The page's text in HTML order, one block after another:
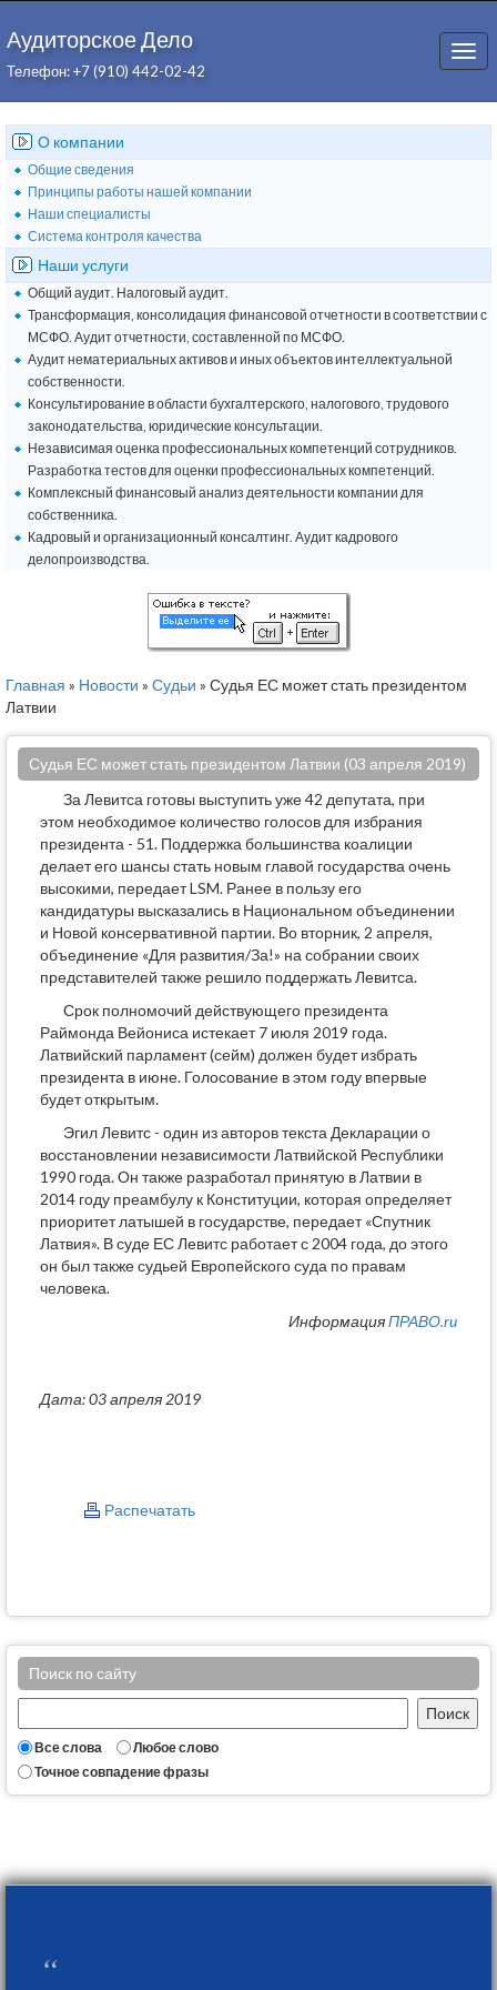
Аудиторское Дело
Телефон: +7 (910) 442-02-42
О компании
Общие сведения
Принципы работы нашей компании
Наши специалисты
Система контроля качества
Наши услуги
Общий аудит. Налоговый аудит.
Трансформация, консолидация финансовой отчетности в соответствии с
МСФО. Аудит отчетности, составленной по МСФО.
Аудит нематериальных активов и иных объектов интеллектуальной
собственности.
Консультирование в области бухгалтерского, налогового, трудового
законодательства, юридические консультации.
Независимая оценка профессиональных компетенций сотрудников.
Разработка тестов для оценки профессиональных компетенций.
Комплексный финансовый анализ деятельности компании для
собственника.
Кадровый и организационный консалтинг. Аудит кадрового
делопроизводства.
Главная » Новости » Судьи » Судья ЕС может стать президентом
Латвии
Судья ЕС может стать президентом Латвии (03 апреля 2019)
За Левитса готовы выступить уже 42 депутата, при
этом необходимое количество голосов для избрания
президента - 51. Поддержка большинства коалиции
делает его шансы стать новым главой государства очень
высокими, передает LSM. Ранее в пользу его
кандидатуры высказались в Национальном объединении
и Новой консервативной партии. Во вторник, 2 апреля,
объединение «Для развития/За!» на собрании своих
представителей также решило поддержать Левитса.
Срок полномочий действующего президента
Раймонда Вейониса истекает 7 июля 2019 года.
Латвийский парламент (сейм) должен будет избрать
президента в июне. Голосование в этом году впервые
будет открытым.
Эгил Левитс - один из авторов текста Декларации о
восстановлении независимости Латвийской Республики
1990 года. Он также разработал принятую в Латвии в
2014 году преамбулу к Конституции, которая определяет
приоритет латышей в государстве, передает «Спутник
Латвия». В суде ЕС Левитс работает с 2004 года, до этого
он был также судьей Европейского суда по правам
человека.
ИнформацияПРАВО.ru
Дата: 03 апреля 2019
Распечатать
Поиск по сайту
Все слова
Любое слово
Точное совпадение фразы
“